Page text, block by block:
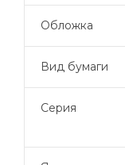
Обложка
Вид бумаги
Серия